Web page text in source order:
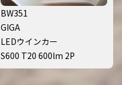
BW351
GIGA
LEDウインカー
S600 T20 600lm 2P